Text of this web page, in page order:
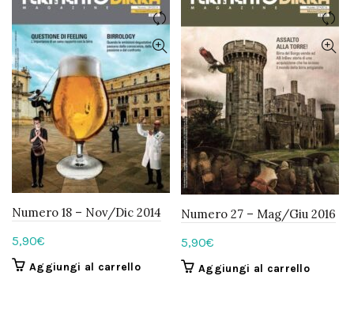
Numero 18 – Nov/Dic 2014
5,90€
Aggiungi al carrello
Numero 27 – Mag/Giu 2016
5,90€
Aggiungi al carrello